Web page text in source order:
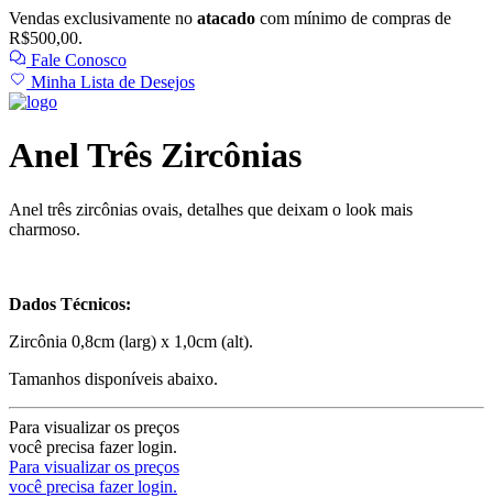
Vendas exclusivamente no atacado com mínimo de compras de
R$500,00.
Fale Conosco
Minha Lista de Desejos
Anel Três Zircônias
Anel três zircônias ovais, detalhes que deixam o look mais
charmoso.
Dados Técnicos:
Zircônia 0,8cm (larg) x 1,0cm (alt).
Tamanhos disponíveis abaixo.
Para visualizar os preços
você precisa fazer login.
Para visualizar os preços
você precisa fazer login.